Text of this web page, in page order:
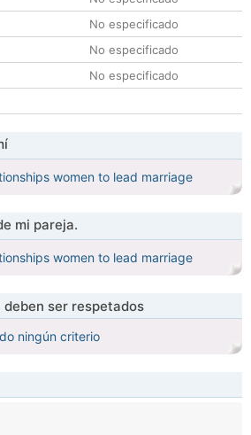
No especificado
No especificado
No especificado
women to lead marriage
mi pareja.
women to lead marriage
ser respetados
ningún criterio